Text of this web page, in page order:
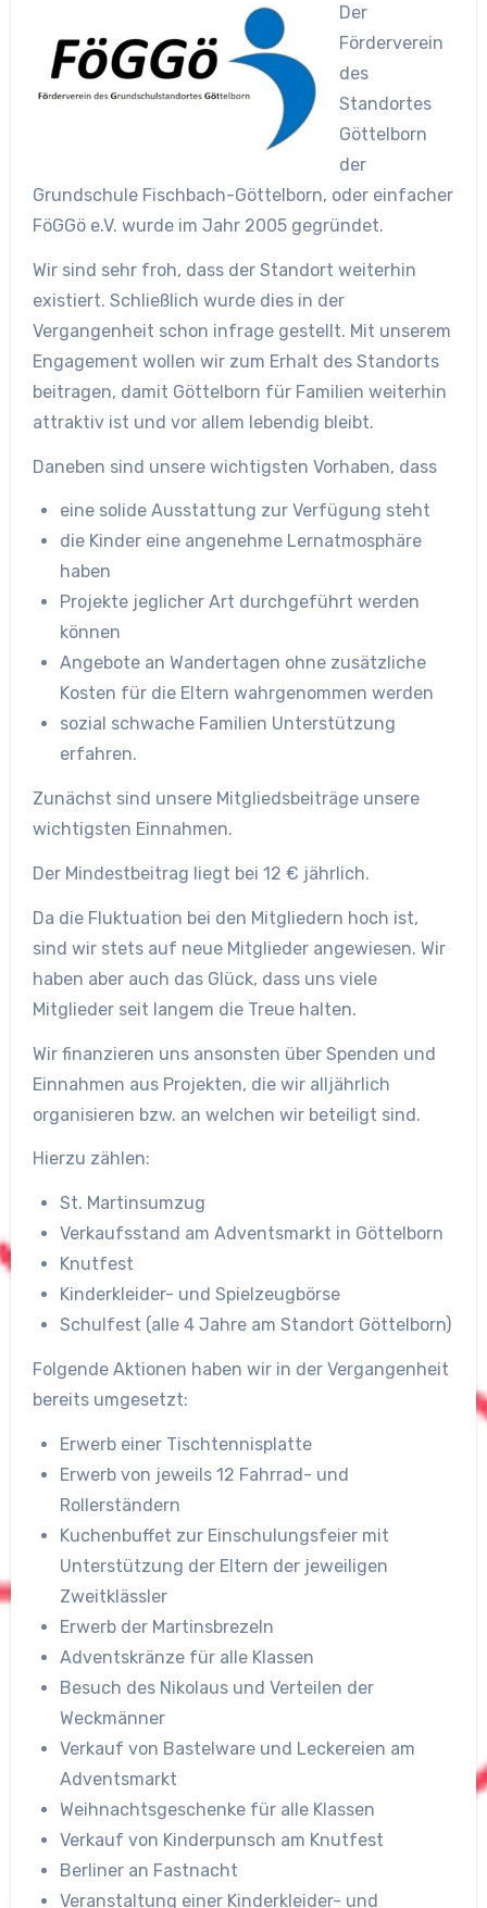
Der
Förderverein
des
Standortes
Göttelborn
der
Grundschule Fischbach-Göttelborn, oder einfacher
FöGGö e.V. wurde im Jahr 2005 gegründet.
Wir sind sehr froh, dass der Standort weiterhin
existiert. Schließlich wurde dies in der
Vergangenheit schon infrage gestellt. Mit unserem
Engagement wollen wir zum Erhalt des Standorts
beitragen, damit Göttelborn für Familien weiterhin
attraktiv ist und vor allem lebendig bleibt.
Daneben sind unsere wichtigsten Vorhaben, dass
eine solide Ausstattung zur Verfügung steht
die Kinder eine angenehme Lernatmosphäre
haben
Projekte jeglicher Art durchgeführt werden
können
Angebote an Wandertagen ohne zusätzliche
Kosten für die Eltern wahrgenommen werden
sozial schwache Familien Unterstützung
erfahren.
Zunächst sind unsere Mitgliedsbeiträge unsere
wichtigsten Einnahmen.
Der Mindestbeitrag liegt bei 12 € jährlich.
Da die Fluktuation bei den Mitgliedern hoch ist,
sind wir stets auf neue Mitglieder angewiesen. Wir
haben aber auch das Glück, dass uns viele
Mitglieder seit langem die Treue halten.
Wir finanzieren uns ansonsten über Spenden und
Einnahmen aus Projekten, die wir alljährlich
organisieren bzw. an welchen wir beteiligt sind.
Hierzu zählen:
St. Martinsumzug
Verkaufsstand am Adventsmarkt in Göttelborn
Knutfest
Kinderkleider- und Spielzeugbörse
Schulfest (alle 4 Jahre am Standort Göttelborn)
Folgende Aktionen haben wir in der Vergangenheit
bereits umgesetzt:
Erwerb einer Tischtennisplatte
Erwerb von jeweils 12 Fahrrad- und
Rollerständern
Kuchenbuffet zur Einschulungsfeier mit
Unterstützung der Eltern der jeweiligen
Zweitklässler
Erwerb der Martinsbrezeln
Adventskränze für alle Klassen
Besuch des Nikolaus und Verteilen der
Weckmänner
Verkauf von Bastelware und Leckereien am
Adventsmarkt
Weihnachtsgeschenke für alle Klassen
Verkauf von Kinderpunsch am Knutfest
Berliner an Fastnacht
Veranstaltung einer Kinderkleider- und